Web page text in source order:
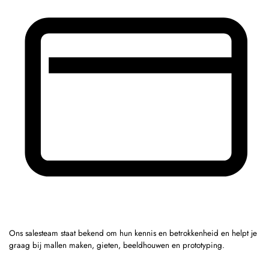
Ons salesteam staat bekend om hun kennis en betrokkenheid en helpt je
graag bij mallen maken, gieten, beeldhouwen en prototyping.